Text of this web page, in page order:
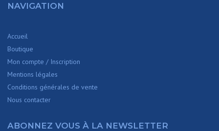
NAVIGATION
Accueil
Boutique
Mon compte / Inscription
Mentions légales
Conditions générales de vente
Nous contacter
ABONNEZ VOUS À LA NEWSLETTER